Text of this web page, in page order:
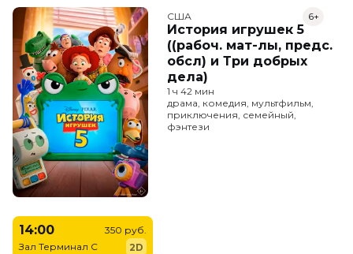
США
История игрушек 5
((рабоч. мат-лы, предс.
обсл) и Три добрых
дела)
6+
1 ч 42 мин
драма, комедия, мультфильм,
приключения, семейный,
фэнтези
14:00
Зал Терминал C
350 руб.
2D